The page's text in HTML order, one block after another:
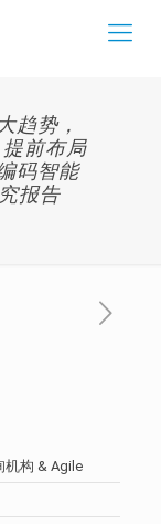
趋势，
前布局
码智能
报告
机构 & Agile